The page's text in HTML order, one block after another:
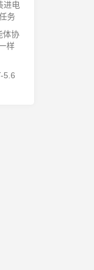
进电
务
体协
样
5.6